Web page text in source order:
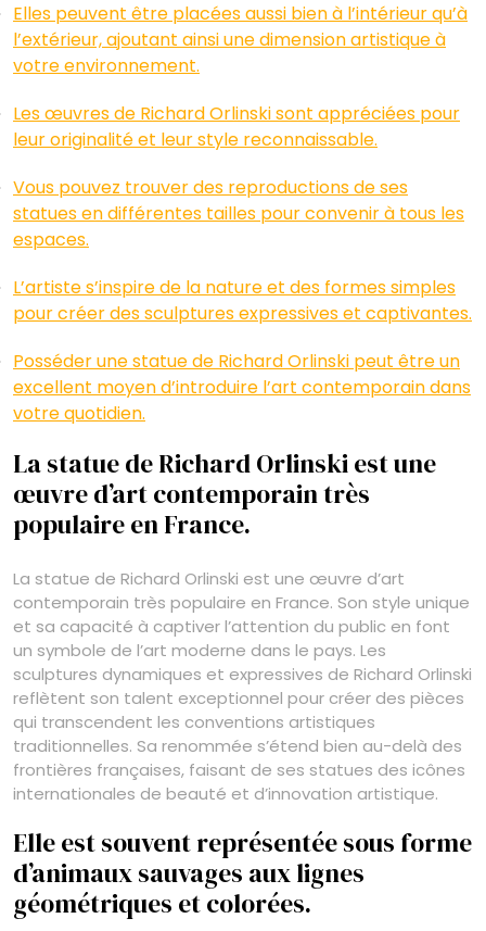
Elles peuvent être placées aussi bien à l’intérieur qu’à
l’extérieur, ajoutant ainsi une dimension artistique à
votre environnement.
Les œuvres de Richard Orlinski sont appréciées pour
leur originalité et leur style reconnaissable.
Vous pouvez trouver des reproductions de ses
statues en différentes tailles pour convenir à tous les
espaces.
L’artiste s’inspire de la nature et des formes simples
pour créer des sculptures expressives et captivantes.
Posséder une statue de Richard Orlinski peut être un
excellent moyen d’introduire l’art contemporain dans
votre quotidien.
La statue de Richard Orlinski est une
œuvre d’art contemporain très
populaire en France.
La statue de Richard Orlinski est une œuvre d’art
contemporain très populaire en France. Son style unique
et sa capacité à captiver l’attention du public en font
un symbole de l’art moderne dans le pays. Les
sculptures dynamiques et expressives de Richard Orlinski
reflètent son talent exceptionnel pour créer des pièces
qui transcendent les conventions artistiques
traditionnelles. Sa renommée s’étend bien au-delà des
frontières françaises, faisant de ses statues des icônes
internationales de beauté et d’innovation artistique.
Elle est souvent représentée sous forme
d’animaux sauvages aux lignes
géométriques et colorées.